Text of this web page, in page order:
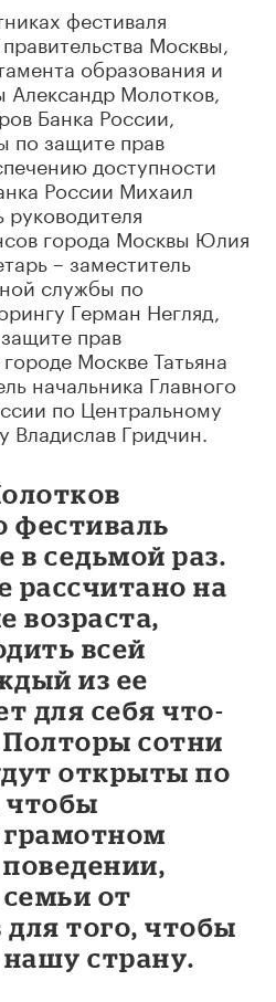
фестиваля
Москвы,
образования и
Молотков,
Банка России,
по защите прав
доступности
России Михаил
руководителя
города Москвы Юлия
– заместитель
службы по
Герман Негляд,
прав
МосквеТатьяна
начальника Главного
по Центральному
Владислав Гридчин.
фестиваль
в седьмой раз.
рассчитано на
возраста,
всей
из ее
для себя что-
Полторы сотни
открыты по
чтобы
грамотном
от
того, чтобы
страну.